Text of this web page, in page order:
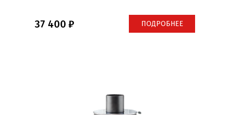
37 400 ПОДРОБНЕЕ